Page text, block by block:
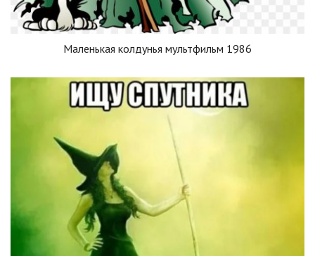
Маленькая колдунья мультфильм 1986